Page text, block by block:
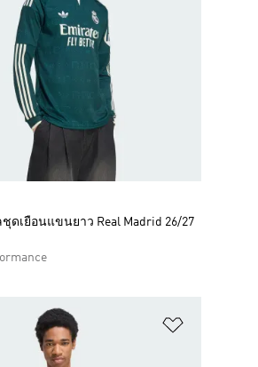
ดเยือนแขนยาว Real Madrid 26/27
ารสินค้าโปรด